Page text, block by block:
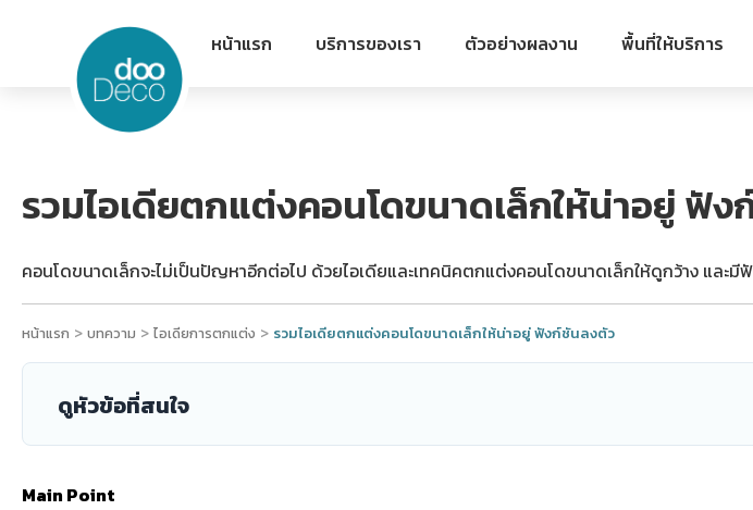
หน้าแรก บริการของเรา ตัวอย่างผลงาน พื้นที่ให้บริการ
รวมไอเดียตกแต่งคอนโดขนาดเล็กให้น่าอยู่ ฟั
คอนโดขนาดเล็กจะไม่เป็นปัญหาอีกต่อไป ด้วยไอเดียและเทคนิคตกแต่งคอนโดขนาดเล็กให้ดูกว้าง และ
หน้าแรก > บทความ > ไอเดียการตกแต่ง > รวมไอเดียตกแต่งคอนโดขนาดเล็กให้น่าอยู่ ฟังก์ชันลงตัว
ดูหัวข้อที่สนใจ
Main Point